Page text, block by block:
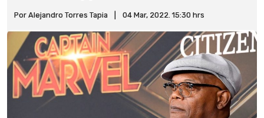
Por Alejandro Torres Tapia 04 Mar, 2022. 15:30 hrs